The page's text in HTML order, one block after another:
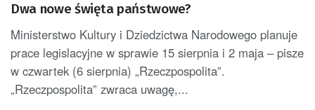
Dwa nowe święta państwowe?
Ministerstwo Kultury i Dziedzictwa Narodowego planuje
prace legislacyjne w sprawie 15 sierpnia i 2 maja – pisze
w czwartek (6 sierpnia) „Rzeczpospolita”.
„Rzeczpospolita” zwraca uwagę,...